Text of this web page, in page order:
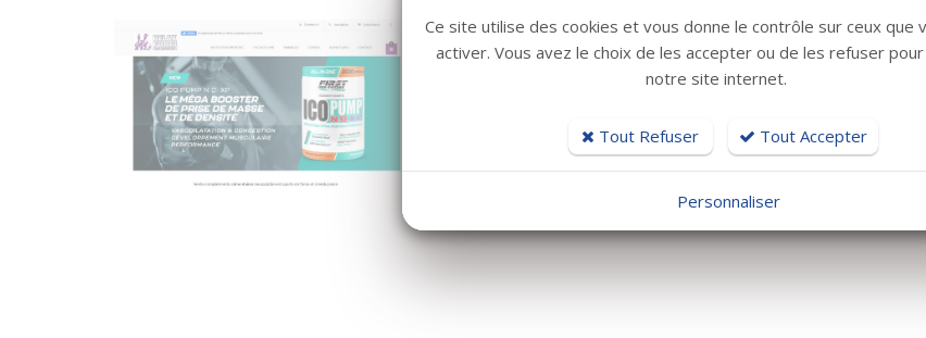
Ce site utilise des cookies et vous donne le contrôle sur ceux que
activer. Vous avez le choix de les accepter ou de les refuser
notre site internet.
Tout Refuser Tout Accepter
Personnaliser